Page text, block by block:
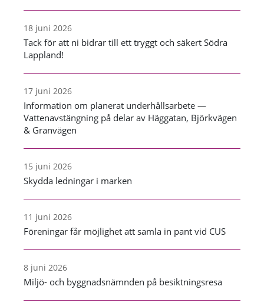
18 juni 2026
Tack för att ni bidrar till ett tryggt och säkert Södra
Lappland!
17 juni 2026
Information om planerat underhållsarbete —
Vattenavstängning på delar av Häggatan, Björkvägen
& Granvägen
15 juni 2026
Skydda ledningar i marken
11 juni 2026
Föreningar får möjlighet att samla in pant vid CUS
8 juni 2026
Miljö- och byggnadsnämnden på besiktningsresa